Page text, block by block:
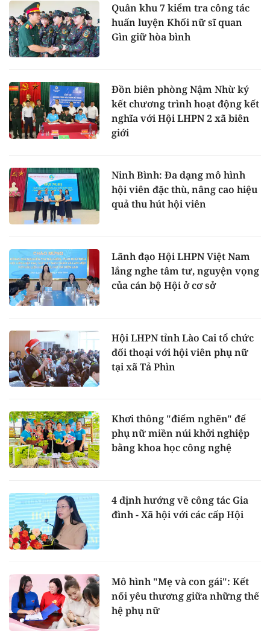
Quân khu 7 kiểm tra công tác
huấn luyện Khối nữ sĩ quan
Gìn giữ hòa bình
Đồn biên phòng Nậm Nhừ ký
kết chương trình hoạt động kết
nghĩa với Hội LHPN 2 xã biên
giới
Ninh Bình: Đa dạng mô hình
hội viên đặc thù, nâng cao hiệu
quả thu hút hội viên
Lãnh đạo Hội LHPN Việt Nam
lắng nghe tâm tư, nguyện vọng
của cán bộ Hội ở cơ sở
Hội LHPN tỉnh Lào Cai tổ chức
đối thoại với hội viên phụ nữ
tại xã Tả Phìn
Khơi thông "điểm nghẽn" để
phụ nữ miền núi khởi nghiệp
bằng khoa học công nghệ
4 định hướng về công tác Gia
đình - Xã hội với các cấp Hội
Mô hình "Mẹ và con gái": Kết
nối yêu thương giữa những thế
hệ phụ nữ